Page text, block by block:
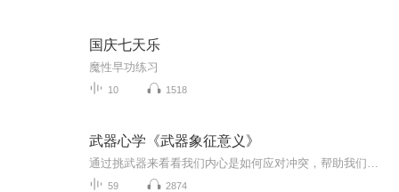
国庆七天乐
魔性早功练习
10 1518
武器心学《武器象征意义》
59 2874